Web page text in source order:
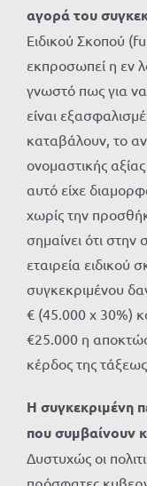
αγορά του
Ειδικού Σκοπού
εκπροσωπεί η εν
γνωστό πως για
είναι
καταβάλουν, το
ονομαστικής
αυτό είχε
χωρίς την
σημαίνει ότι
εταιρεία ειδικού
συγκεκριμένου
€ (45.000 x 30%)
€25.000 η
κέρδος της
Η συγκεκριμένη
που συμβαίνουν
Δυστυχώς οι